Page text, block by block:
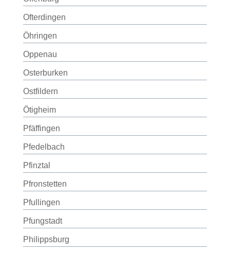
Ofterdingen
Öhringen
Oppenau
Osterburken
Ostfildern
Ötigheim
Pfäffingen
Pfedelbach
Pfinztal
Pfronstetten
Pfullingen
Pfungstadt
Philippsburg